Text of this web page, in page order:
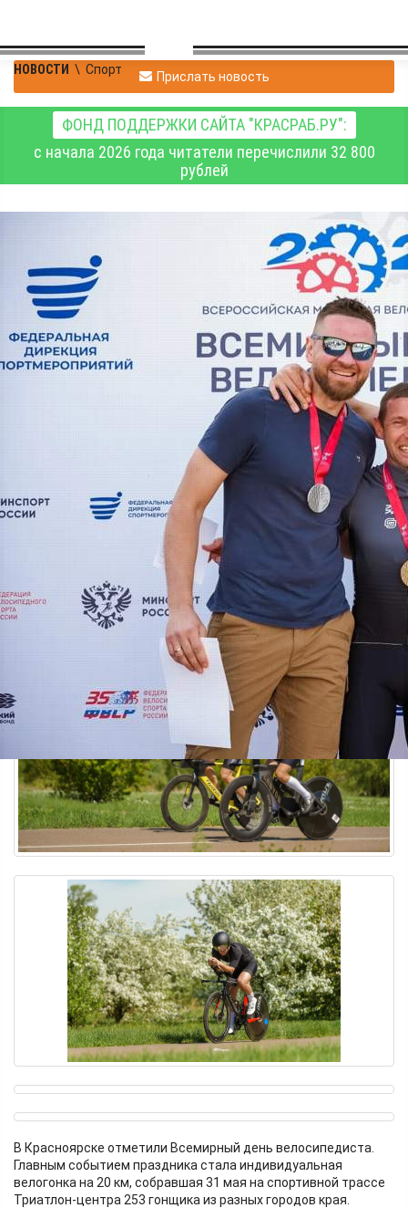
НОВОСТИ \ Спорт Прислать новость
ФОНД ПОДДЕРЖКИ САЙТА "КРАСРАБ.РУ":
с начала 2026 года читатели перечислили 32 800
рублей
В Красноярске назвали
имена победителей
велогонки на 20
километров
В Красноярске отметили Всемирный день велосипедиста.
Главным событием праздника стала индивидуальная
велогонка на 20 км, собравшая 31 мая на спортивной трассе
Триатлон-центра 253 гонщика из разных городов края.